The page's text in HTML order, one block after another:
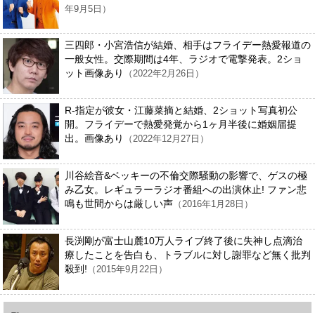
年9月5日）
三四郎・小宮浩信が結婚、相手はフライデー熱愛報道の
一般女性。交際期間は4年、ラジオで電撃発表。2ショ
ット画像あり
（2022年2月26日）
R-指定が彼女・江藤菜摘と結婚、2ショット写真初公
開。フライデーで熱愛発覚から1ヶ月半後に婚姻届提
出。画像あり
（2022年12月27日）
川谷絵音&ベッキーの不倫交際騒動の影響で、ゲスの極
み乙女。レギュラーラジオ番組への出演休止! ファン悲
鳴も世間からは厳しい声 （2016年1月28日）
長渕剛が富士山麓10万人ライブ終了後に失神し点滴治
療したことを告白も、トラブルに対し謝罪など無く批判
殺到! （2015年9月22日）